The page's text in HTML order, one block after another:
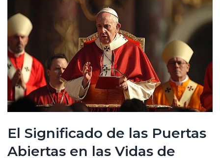
El Significado de las Puertas
Abiertas en las Vidas de